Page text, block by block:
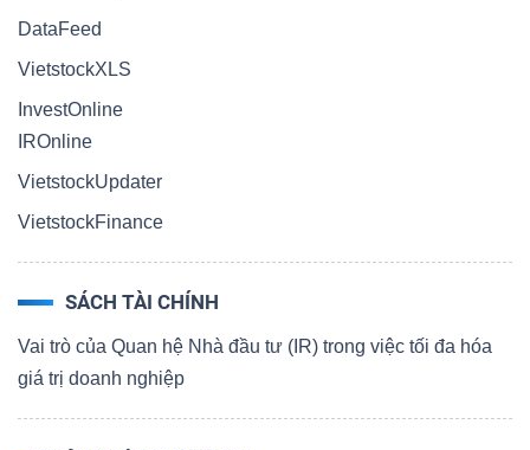
DataFeed
VietstockXLS
InvestOnline
IROnline
VietstockUpdater
VietstockFinance
SÁCH TÀI CHÍNH
Vai trò của Quan hệ Nhà đầu tư (IR) trong việc tối đa hóa
giá trị doanh nghiệp